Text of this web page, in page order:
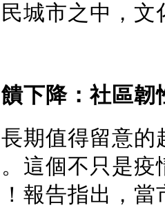
城市之中，
下降：社區韌
期值得留意
這個不只是
報告指出，